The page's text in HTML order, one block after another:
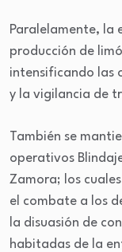
Paralelamente, la
producción de
intensificando las
y la vigilancia de
También se
operativos
Zamora; los
el combate a los
la disuasión de
habitadas de la